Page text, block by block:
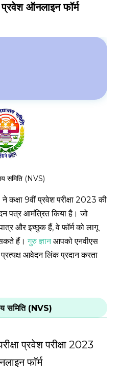
प्रवेश ऑनलाइन फॉर्म
समिति (NVS)
कक्षा 9वीं प्रवेश परीक्षा 2023 की
पत्र आमंत्रित किया है। जो
और इच्छुक हैं, वे फॉर्म को लागू
सकते हैं।गुरु ज्ञानआपको एनवीएस
आवेदन लिंक प्रदान करता
समिति (NVS)
प्रवेश परीक्षा 2023
फॉर्म